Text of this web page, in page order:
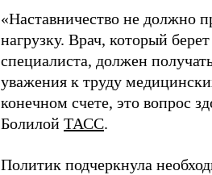
«Наставничество не должно
нагрузку. Врач, который
специалиста, должен
уважения к труду
конечном счете, это вопрос
Болилой ТАСС.
Политик подчеркнула